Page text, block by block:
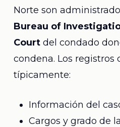
Norte son
Bureau of
Courtdel condado
condena. Los registros
típicamente:
Información del
Cargos y grado de